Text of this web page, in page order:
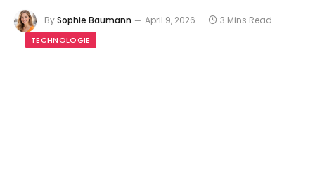
BySophie Baumann April 9, 2026 3 Mins Read
TECHNOLOGIE